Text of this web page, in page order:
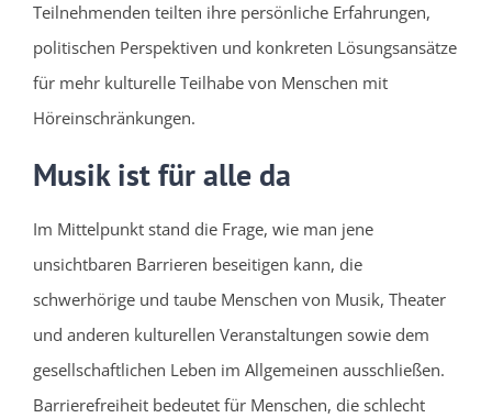
Teilnehmenden teilten ihre persönliche Erfahrungen,
politischen Perspektiven und konkreten Lösungsansätze
für mehr kulturelle Teilhabe von Menschen mit
Höreinschränkungen.
Musik ist für alle da
Im Mittelpunkt stand die Frage, wie man jene
unsichtbaren Barrieren beseitigen kann, die
schwerhörige und taube Menschen von Musik, Theater
und anderen kulturellen Veranstaltungen sowie dem
gesellschaftlichen Leben im Allgemeinen ausschließen.
Barrierefreiheit bedeutet für Menschen, die schlecht